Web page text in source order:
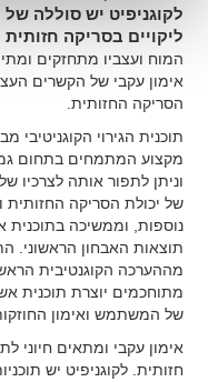
לקוגניפיט יש סוללה של
ליקויים בסריקה חזותית
המוח ועצביו מתחזקים
אימון עקבי של הקשרים
הסריקה החזותית.
תוכנית הגירוי הקוגניטיבי
מקצוע המתמחים בתחום
וניתן לתפור אותה
של יכולת הסריקה החזותית
נוספות, וממשיכה בתוכנית
תוצאות האבחון הראשוני.
מההערכה הקוגנטיבית
מתוחכמים יוצרת תוכנית
של המשתמש ואימון
אימון עקבי ומתאים חיוני
חזותית. לקוגניפיט יש